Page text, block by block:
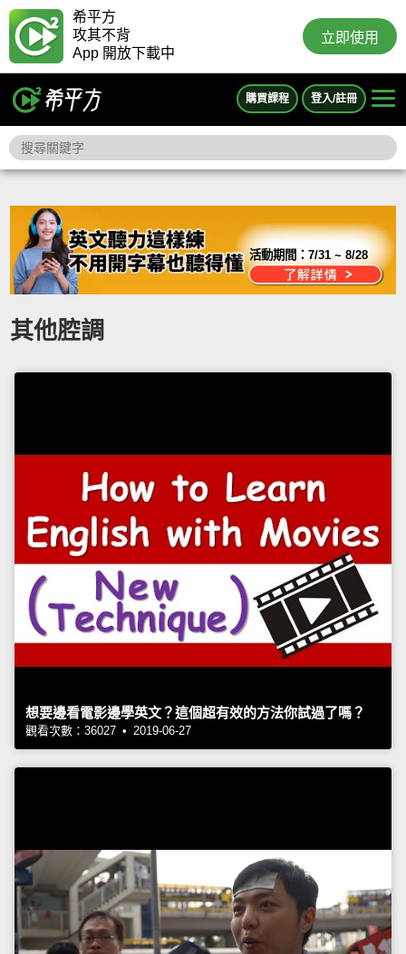
希平方
攻其不背
App 開放下載中
立即使用
購買課程 登入/註冊
活動期間：7/31 ~ 8/28
其他腔調
想要邊看電影邊學英文？這個超有效的方法你試過了嗎？
觀看次數：36027 • 2019-06-27